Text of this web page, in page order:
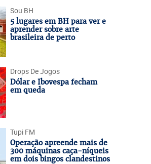
Sou BH
5 lugares em BH para ver e
aprender sobre arte
brasileira de perto
Drops De Jogos
Dólar e Ibovespa fecham
em queda
Tupi FM
Operação apreende mais de
300 máquinas caça-níqueis
em dois bingos clandestinos